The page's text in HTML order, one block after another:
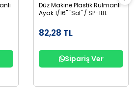
Düz Makine Plastik Rulmanlı
Ayak 1/16" "Sol" / SP-18L
82,28 TL
Sipariş Ver